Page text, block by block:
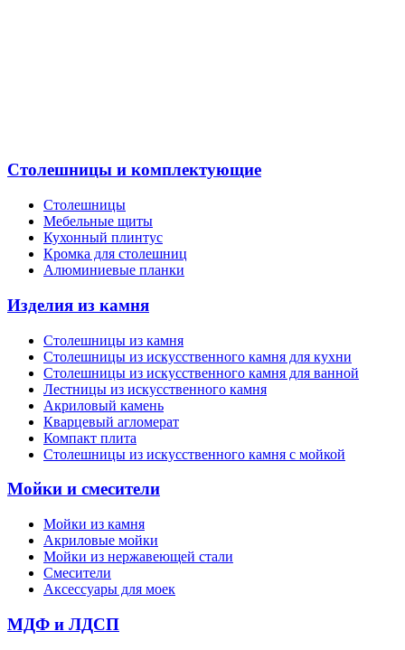
Столешницы и комплектующие
Столешницы
Мебельные щиты
Кухонный плинтус
Кромка для столешниц
Алюминиевые планки
Изделия из камня
Столешницы из камня
Cтолешницы из искусственного камня для кухни
Cтолешницы из искусственного камня для ванной
Лестницы из искусственного камня
Акриловый камень
Кварцевый агломерат
Компакт плита
Столешницы из искусственного камня с мойкой
Мойки и смесители
Мойки из камня
Акриловые мойки
Мойки из нержавеющей стали
Смесители
Аксессуары для моек
МДФ и ЛДСП